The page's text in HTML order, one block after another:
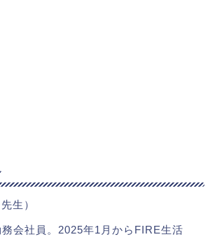
生）
会社員。2025年1月からFIRE生活